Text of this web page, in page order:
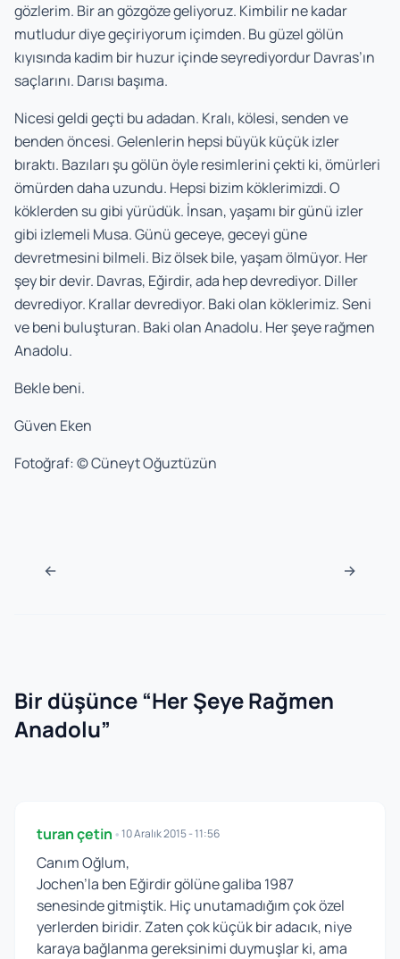
gözlerim. Bir an gözgöze geliyoruz. Kimbilir ne kadar
mutludur diye geçiriyorum içimden. Bu güzel gölün
kıyısında kadim bir huzur içinde seyrediyordur Davras’ın
saçlarını. Darısı başıma.
Nicesi geldi geçti bu adadan. Kralı, kölesi, senden ve
benden öncesi. Gelenlerin hepsi büyük küçük izler
bıraktı. Bazıları şu gölün öyle resimlerini çekti ki, ömürleri
ömürden daha uzundu. Hepsi bizim köklerimizdi. O
köklerden su gibi yürüdük. İnsan, yaşamı bir günü izler
gibi izlemeli Musa. Günü geceye, geceyi güne
devretmesini bilmeli. Biz ölsek bile, yaşam ölmüyor. Her
şey bir devir. Davras, Eğirdir, ada hep devrediyor. Diller
devrediyor. Krallar devrediyor. Baki olan köklerimiz. Seni
ve beni buluşturan. Baki olan Anadolu. Her şeye rağmen
Anadolu.
Bekle beni.
Güven Eken
Fotoğraf: © Cüneyt Oğuztüzün
Navigasyon sonrası
← →
Bir düşünce “Her Şeye Rağmen
Anadolu”
turan çetin•10 Aralık 2015 - 11:56
Canım Oğlum,
Jochen’la ben Eğirdir gölüne galiba 1987
senesinde gitmiştik. Hiç unutamadığım çok özel
yerlerden biridir. Zaten çok küçük bir adacık, niye
karaya bağlanma gereksinimi duymuşlar ki, ama